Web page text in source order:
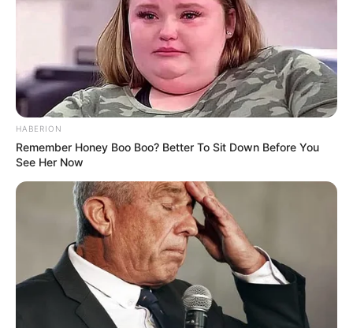
Categories
Spritzkuchen mit Vanillecreme
Zucchini Sticks zum reinlegen
Search
All
HABERION
Remember Honey Boo Boo? Better To Sit Down Before You
See Her Now